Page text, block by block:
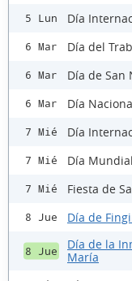
5 Lun Día
6 Mar Día del
6 Mar Día de San
6 Mar Día
7 Mié Día
7 Mié Día
7 Mié Fiesta de
8 Jue Día de
8 Jue
Día de la
María